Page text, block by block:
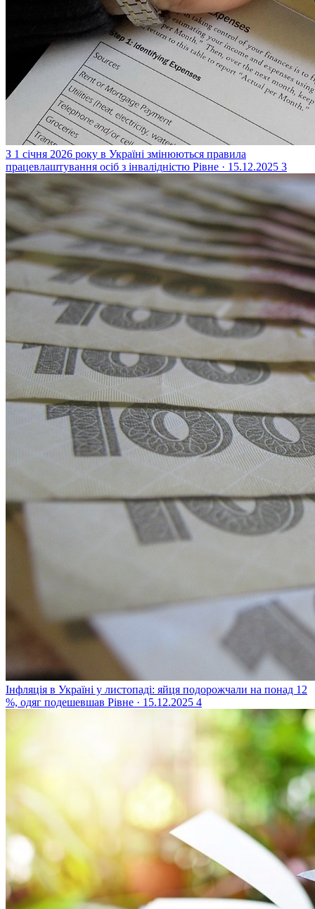
З 1 січня 2026 року в Україні змінюються правила
працевлаштування осіб з інвалідністю Рівне · 15.12.2025 3
Інфляція в Україні у листопаді: яйця подорожчали на понад 12
%, одяг подешевшав Рівне · 15.12.2025 4